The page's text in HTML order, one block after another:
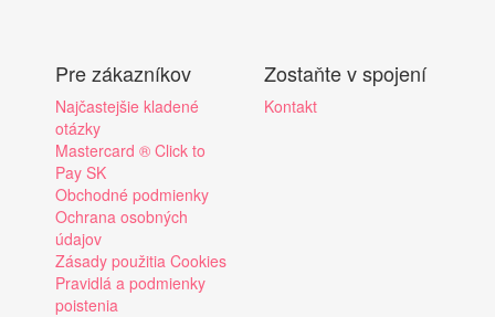
Pre zákazníkov
Najčastejšie kladené
otázky
Mastercard ® Click to
Pay SK
Obchodné podmienky
Ochrana osobných
údajov
Zásady použitia Cookies
Pravidlá a podmienky
poistenia
Zostaňte v spojení
Kontakt